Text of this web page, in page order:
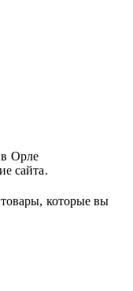
в Орле
сайта.
которые вы